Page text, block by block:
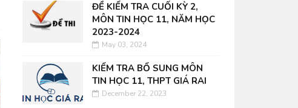
ĐỀ KIỂM TRA CUỐI KỲ 2,
MÔN TIN HỌC 11, NĂM HỌC
2023-2024
May 03, 2024
KIỂM TRA BỔ SUNG MÔN
TIN HỌC 11, THPT GIÁ RAI
December 22, 2023